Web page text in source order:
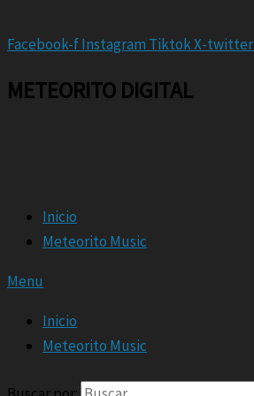
Facebook-fInstagram TiktokX-twitter
METEORITO DIGITAL
Inicio
Meteorito Music
Menu
Inicio
Meteorito Music